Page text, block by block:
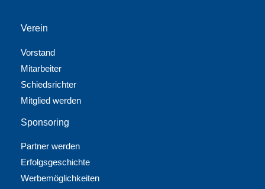
Verein
Vorstand
Mitarbeiter
Schiedsrichter
Mitglied werden
Sponsoring
Partner werden
Erfolgsgeschichte
Werbemöglichkeiten